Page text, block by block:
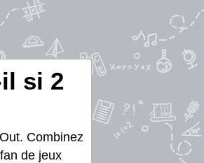
si 2
Combinez
de jeux